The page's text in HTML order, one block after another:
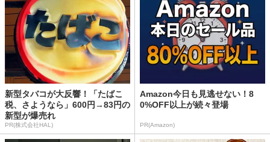
新型タバコが大反響！「たばこ
税、さようなら」600円→83円の
新型が爆売れ
PR(株式会社HAL)
Amazon今日も見逃せない！8
0%OFF以上が続々登場
PR(Amazon)